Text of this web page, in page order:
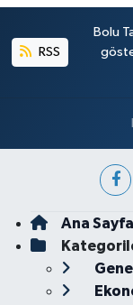
RSS
Bolu
Ana Sayfa
Genel